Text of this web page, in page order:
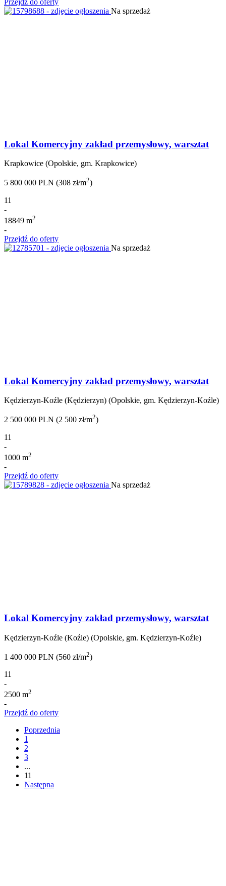
Przejdź do oferty
Na sprzedaż
Lokal Komercyjny zakład przemysłowy, warsztat
Krapkowice (Opolskie, gm. Krapkowice)
5 800 000 PLN (308 zł/m2)
11
-
18849 m2
-
Przejdź do oferty
Na sprzedaż
Lokal Komercyjny zakład przemysłowy, warsztat
Kędzierzyn-Koźle (Kędzierzyn) (Opolskie, gm. Kędzierzyn-Koźle)
2 500 000 PLN (2 500 zł/m2)
11
-
1000 m2
-
Przejdź do oferty
Na sprzedaż
Lokal Komercyjny zakład przemysłowy, warsztat
Kędzierzyn-Koźle (Koźle) (Opolskie, gm. Kędzierzyn-Koźle)
1 400 000 PLN (560 zł/m2)
11
-
2500 m2
-
Przejdź do oferty
Poprzednia
1
2
3
...
11
Następna